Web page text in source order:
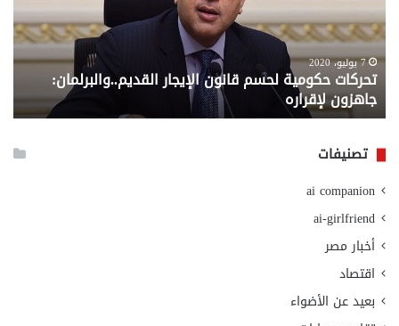
القديم..والبرلمان:
جاهزون
لإقراره
7 يوليو، 2020
تحركات حكومية لحسم قانون الإيجار القديم..والبرلمان:
جاهزون لإقراره
من
تصنيفات
ai companion
ai-girlfriend
أخبار مصر
اقتصاد
بعيد عن الأضواء